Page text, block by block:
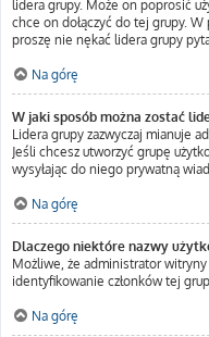
lidera grupy. Może on poprosić
chce on dołączyć do tej grupy.
proszę nie nękać lidera grupy
Na górę
W jaki sposób można zostać
Lidera grupy zazwyczaj mianuje
Jeśli chcesz utworzyć grupę
wysyłając do niego prywatną
Na górę
Dlaczego niektóre nazwy
Możliwe, że administrator witryny
identyfikowanie członków tej
Na górę